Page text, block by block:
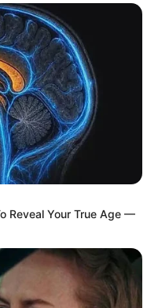
Reveal Your True Age —